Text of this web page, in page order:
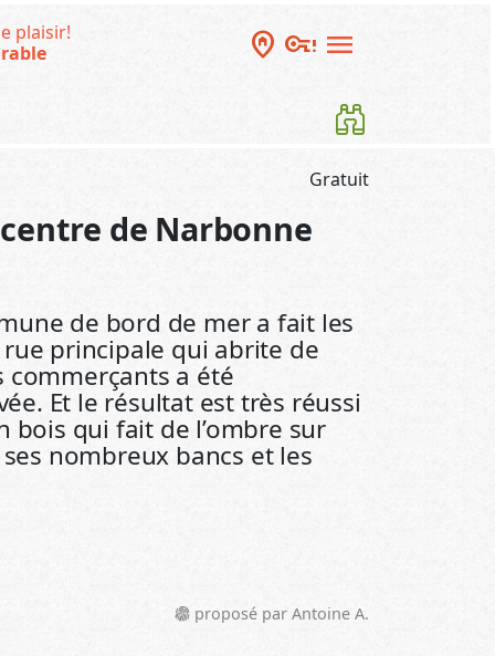
plaisir!
home_pin vpn_key_alert menu
Gratuit
de Narbonne
de bord de mer a fait les
principale qui abrite de
commerçants a été
Et le résultat est très réussi
bois qui fait de l’ombre sur
nombreux bancs et les
proposé par Antoine A.